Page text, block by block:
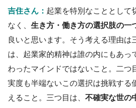
吉住さん： 起業を特別なこととして
なく、 生き方・働き方の選択肢の一
良いと思います。そう考える理由は
は、起業家的精神は誰の内にもあっ
わったマインドではないこと。二つ
実度も半端ないこの選択は挑戦する
えること。三つ目は、 不確実な世の